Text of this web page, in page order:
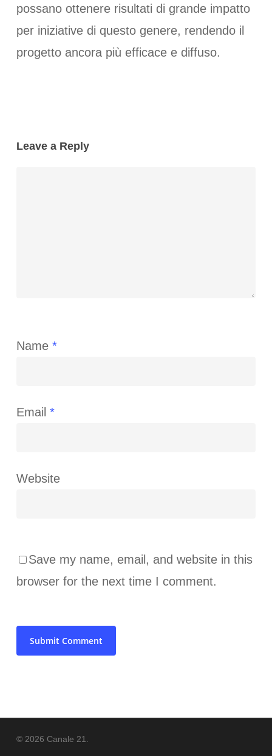
possano ottenere risultati di grande impatto
per iniziative di questo genere, rendendo il
progetto ancora più efficace e diffuso.
Leave a Reply
Name *
Email *
Website
Save my name, email, and website in this
browser for the next time I comment.
© 2026 Canale 21.